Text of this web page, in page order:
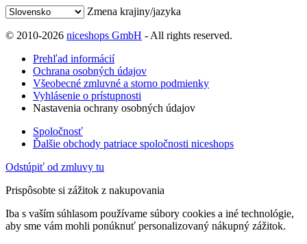
Zmena krajiny/jazyka
© 2010-2026 niceshops GmbH - All rights reserved.
Prehľad informácií
Ochrana osobných údajov
Všeobecné zmluvné a storno podmienky
Vyhlásenie o prístupnosti
Nastavenia ochrany osobných údajov
Spoločnosť
Ďalšie obchody patriace spoločnosti niceshops
Odstúpiť od zmluvy tu
Prispôsobte si zážitok z nakupovania
Iba s vaším súhlasom používame súbory cookies a iné technológie,
aby sme vám mohli ponúknuť personalizovaný nákupný zážitok.